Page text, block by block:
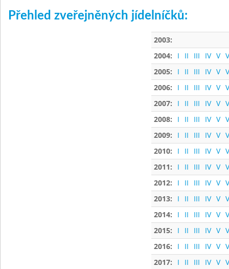
Přehled zveřejněných jídelníčků:
2003:
2004:
I II III IV V
2005:
I II III IV V
2006:
I II III IV V
2007:
I II III IV V
2008:
I II III IV V
2009:
I II III IV V
2010:
I II III IV V
2011:
I II III IV V
2012:
I II III IV V
2013:
I II III IV V
2014:
I II III IV V
2015:
I II III IV V
2016:
I II III IV V
2017:
I II III IV V